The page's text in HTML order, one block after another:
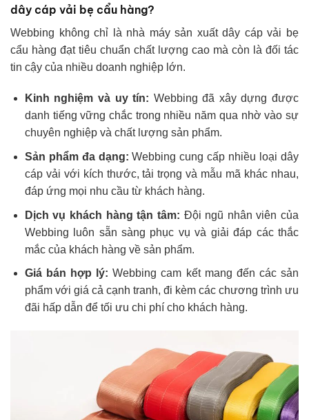
dây cáp vải bẹ cẩu hàng?
Webbing không chỉ là nhà máy sản xuất dây cáp vải bẹ
cẩu hàng đạt tiêu chuẩn chất lượng cao mà còn là đối tác
tin cậy của nhiều doanh nghiệp lớn.
Kinh nghiệm và uy tín: Webbing đã xây dựng được
danh tiếng vững chắc trong nhiều năm qua nhờ vào sự
chuyên nghiệp và chất lượng sản phẩm.
Sản phẩm đa dạng:Webbing cung cấp nhiều loại dây
cáp vải với kích thước, tải trọng và mẫu mã khác nhau,
đáp ứng mọi nhu cầu từ khách hàng.
Dịch vụ khách hàng tận tâm: Đội ngũ nhân viên của
Webbing luôn sẵn sàng phục vụ và giải đáp các thắc
mắc của khách hàng về sản phẩm.
Giá bán hợp lý:Webbing cam kết mang đến các sản
phẩm với giá cả cạnh tranh, đi kèm các chương trình ưu
đãi hấp dẫn để tối ưu chi phí cho khách hàng.